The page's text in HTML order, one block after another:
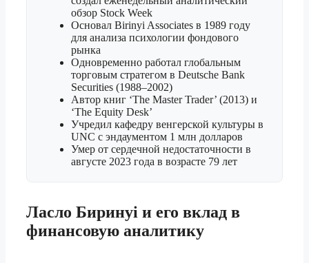
обзор Stock Week
Основал Birinyi Associates в 1989 году
для анализа психологии фондового
рынка
Одновременно работал глобальным
торговым стратегом в Deutsche Bank
Securities (1988–2002)
Автор книг ‘The Master Trader’ (2013) и
‘The Equity Desk’
Учредил кафедру венгерской культуры в
UNC с эндаументом 1 млн долларов
Умер от сердечной недостаточности в
августе 2023 года в возрасте 79 лет
Ласло Биринyi и его вклад в
финансовую аналитику